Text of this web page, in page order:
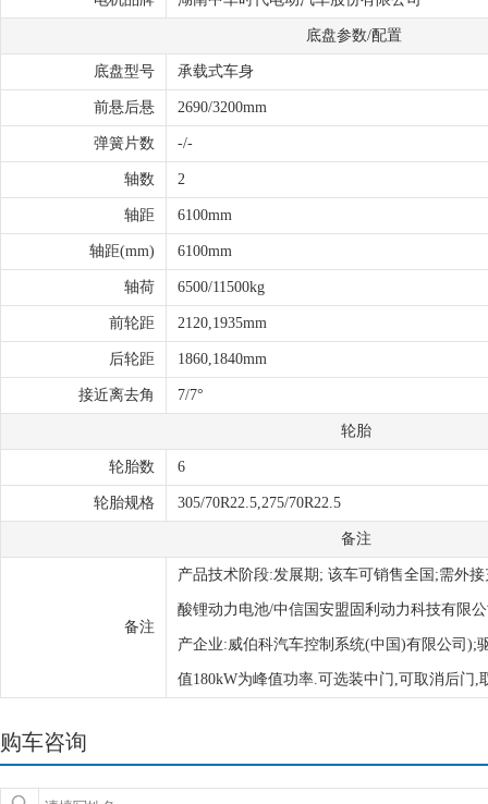
底盘参数/配置
底盘型号 承载式车身
前悬后悬 2690/3200mm
弹簧片数 -/-
轴数 2
轴距 6100mm
轴距(mm) 6100mm
轴荷 6500/11500kg
前轮距 2120,1935mm
后轮距 1860,1840mm
接近离去角 7/7°
轮胎
轮胎数 6
轮胎规格 305/70R22.5,275/70R22.5
备注
备注
产品技术阶段:发展期; 该车可销售全国;需外
酸锂动力电池/中信国安盟固利动力科技有限
产企业:威伯科汽车控制系统(中国)有限公司);
值180kW为峰值功率.可选装中门,可取消后门,
购车咨询